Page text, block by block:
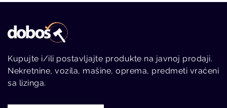
Kupujte i/ili postavljajte produkte na javnoj prodaji.
Nekretnine, vozila, mašine, oprema, predmeti vraćeni
sa lizinga.